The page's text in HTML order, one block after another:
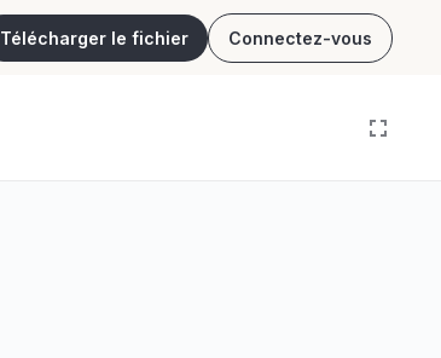
Télécharger le fichier Connectez-vous